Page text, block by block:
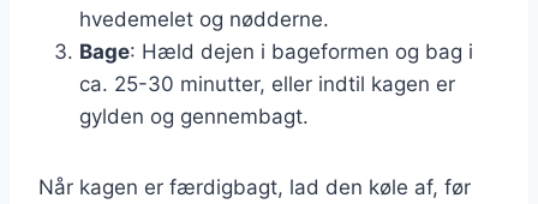
hvedemelet og nødderne.
Bage: Hæld dejen i bageformen og bag i
ca. 25-30 minutter, eller indtil kagen er
gylden og gennembagt.
Når kagen er færdigbagt, lad den køle af, før